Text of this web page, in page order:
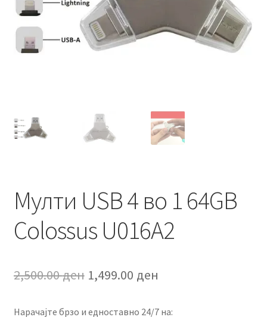
Мулти USB 4 во 1 64GB
Colossus U016A2
2,500.00ден Original
1,499.00 ден
Нарачајте брзо и едноставно 24/7 на: